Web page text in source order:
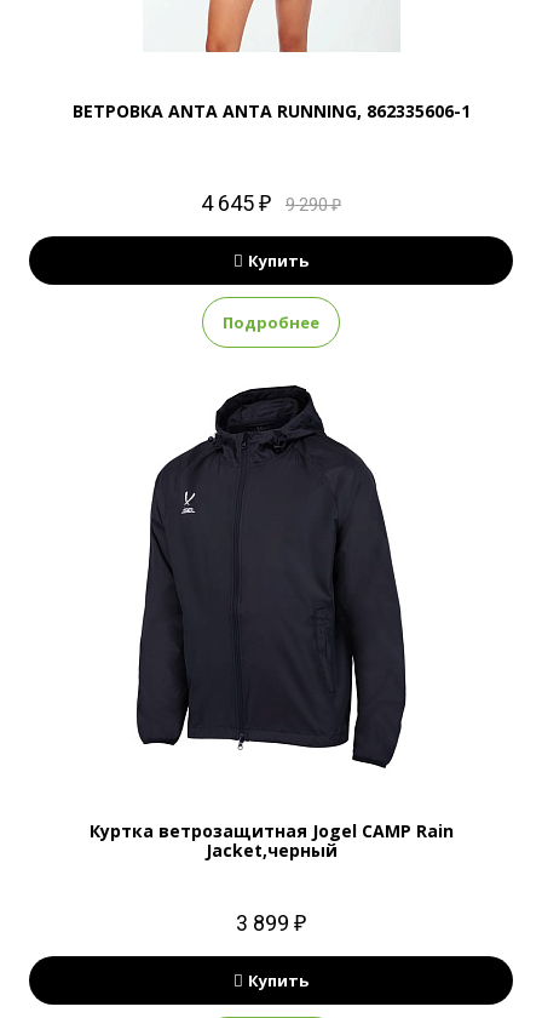
ВЕТРОВКА ANTA ANTA RUNNING, 862335606-1
4 645 ₽ 9 290 ₽
Купить
Подробнее
Куртка ветрозащитная Jogel CAMP Rain
Jacket,черный
3 899 ₽
Купить